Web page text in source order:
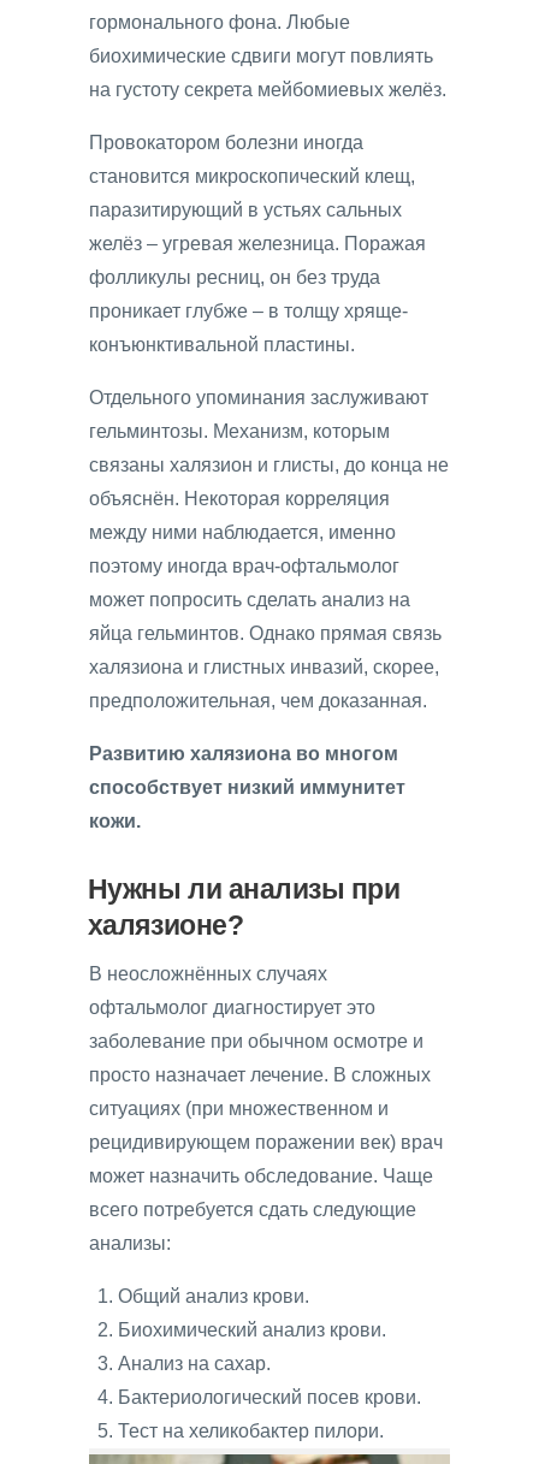
гормонального фона. Любые
биохимические сдвиги могут повлиять
на густоту секрета мейбомиевых желёз.
Провокатором болезни иногда
становится микроскопический клещ,
паразитирующий в устьях сальных
желёз – угревая железница. Поражая
фолликулы ресниц, он без труда
проникает глубже – в толщу хряще-
конъюнктивальной пластины.
Отдельного упоминания заслуживают
гельминтозы. Механизм, которым
связаны халязион и глисты, до конца не
объяснён. Некоторая корреляция
между ними наблюдается, именно
поэтому иногда врач-офтальмолог
может попросить сделать анализ на
яйца гельминтов. Однако прямая связь
халязиона и глистных инвазий, скорее,
предположительная, чем доказанная.
Развитию халязиона во многом
способствует низкий иммунитет
кожи.
Нужны ли анализы при
халязионе?
В неосложнённых случаях
офтальмолог диагностирует это
заболевание при обычном осмотре и
просто назначает лечение. В сложных
ситуациях (при множественном и
рецидивирующем поражении век) врач
может назначить обследование. Чаще
всего потребуется сдать следующие
анализы:
Общий анализ крови.
Биохимический анализ крови.
Анализ на сахар.
Бактериологический посев крови.
Тест на хеликобактер пилори.